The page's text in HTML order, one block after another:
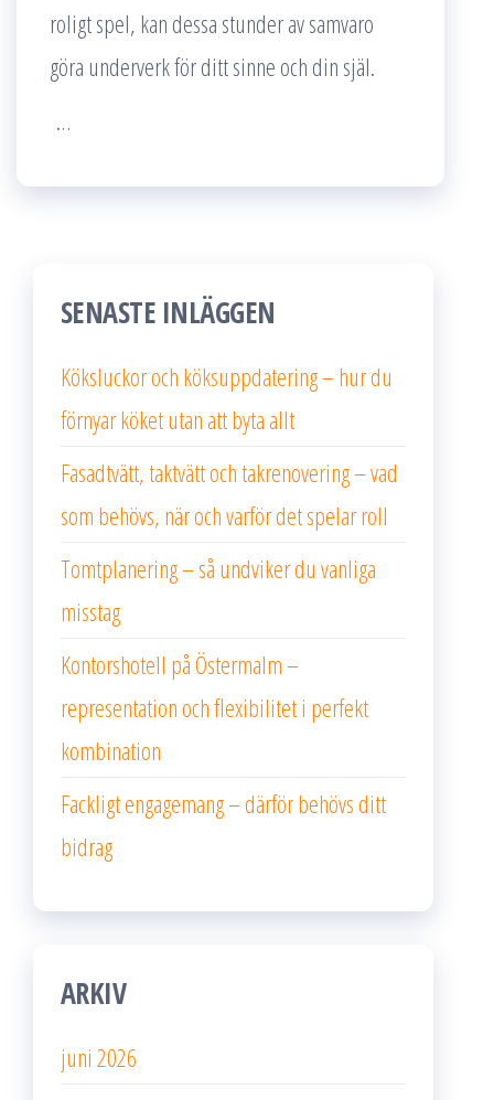
roligt spel, kan dessa stunder av samvaro
göra underverk för ditt sinne och din själ.
…
SENASTE INLÄGGEN
Köksluckor och köksuppdatering – hur du
förnyar köket utan att byta allt
Fasadtvätt, taktvätt och takrenovering – vad
som behövs, när och varför det spelar roll
Tomtplanering – så undviker du vanliga
misstag
Kontorshotell på Östermalm –
representation och flexibilitet i perfekt
kombination
Fackligt engagemang – därför behövs ditt
bidrag
ARKIV
juni 2026